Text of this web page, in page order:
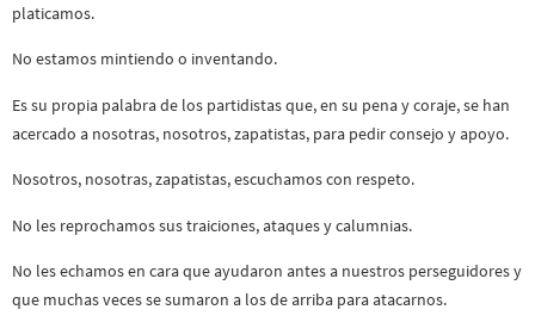
platicamos.
No estamos mintiendo o inventando.
Es su propia palabra de los partidistas que, en su pena y coraje, se han
acercado a nosotras, nosotros, zapatistas, para pedir consejo y apoyo.
Nosotros, nosotras, zapatistas, escuchamos con respeto.
No les reprochamos sus traiciones, ataques y calumnias.
No les echamos en cara que ayudaron antes a nuestros perseguidores y
que muchas veces se sumaron a los de arriba para atacarnos.